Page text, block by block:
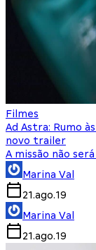
Filmes
Ad Astra: Rumo
novo trailer
A missão não
Marina Val
21.ago.19
Marina Val
21.ago.19